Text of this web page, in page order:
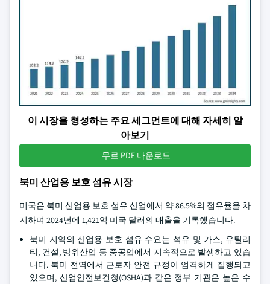
이 시장을 형성하는 주요 세그먼트에 대해 자세히 알
아보기
무료 PDF 다운로드
북미 산업용 보호 섬유 시장
미국은 북미 산업용 보호 섬유 산업에서 약 86.5%의 점유율을 차
지하며 2024년에 1,421억 미국 달러의 매출을 기록했습니다.
북미 지역의 산업용 보호 섬유 수요는 석유 및 가스, 유틸리
티, 건설, 방위산업 등 중공업에서 지속적으로 발생하고 있습
니다. 북미 전역에서 근로자 안전 규정이 엄격하게 집행되고
있으며, 산업안전보건청(OSHA)과 같은 정부 기관은 높은 수